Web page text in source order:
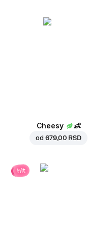
Cheesy 👶
od 679,00 RSD
hit